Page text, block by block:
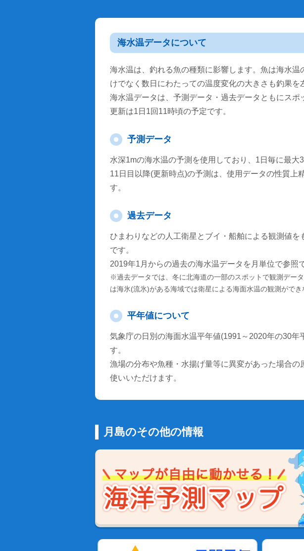
海水温データについて
海水温は、釣れる魚の種類に影響します。魚は海水温
けでなく数日にわたっての温度変化の大きさも釣果を
海水温データは、予測データ・過去データともにスポ
更新は1日1回11時頃の予定です。
予測データ
水深1mの海水温の予測を使用しており、1日毎に最大
11日目以降(更新時点)の予測は、使用データの性質上
す。
過去データ
ひまわりなどの人工衛星とブイ・船舶による観測値を
です。
2019年1月からの過去の海水温データを月単位で参照
※過去データでは、冬に北海道の一部のスポットで観測デー
は海氷(流氷)がある海域では衛星による海面水温の観測ができ
平年値について
気象庁の日別の海面水温平年値(1991～2020年の30年
す。
漁場の分布や魚種・水揚げ量等に異変があった場合の
使いいただけます。
月島のその他の情報